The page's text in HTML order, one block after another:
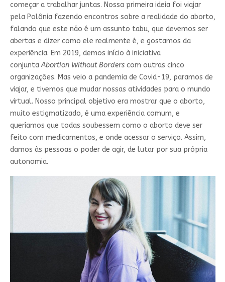
começar a trabalhar juntas. Nossa primeira ideia foi viajar
pela Polônia fazendo encontros sobre a realidade do aborto,
falando que este não é um assunto tabu, que devemos ser
abertas e dizer como ele realmente é, e gostamos da
experiência. Em 2019, demos início à iniciativa
conjuntaAbortion Without Borderscom outras cinco
organizações. Mas veio a pandemia de Covid-19, paramos de
viajar, e tivemos que mudar nossas atividades para o mundo
virtual. Nosso principal objetivo era mostrar que o aborto,
muito estigmatizado, é uma experiência comum, e
queríamos que todas soubessem como o aborto deve ser
feito com medicamentos, e onde acessar o serviço. Assim,
damos às pessoas o poder de agir, de lutar por sua própria
autonomia.